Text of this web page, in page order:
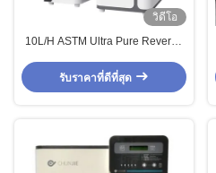
วิดีโอ
10L/H ASTM Ultra Pure Reverse
กระจายน้ําห้องปฏิบัติการ
รับราคาที่ดีที่สุด